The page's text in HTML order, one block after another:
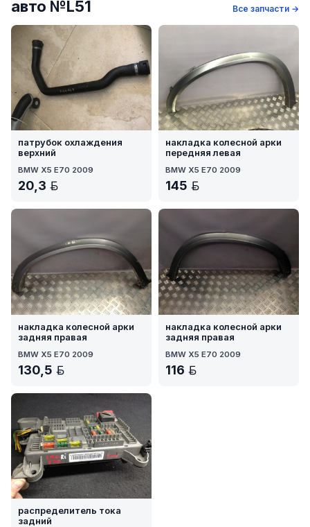
авто №L51 Все запчасти →
патрубок охлаждения
верхний
BMW X5 E70 2009
20,3
накладка колесной арки
передняя левая
BMW X5 E70 2009
145
накладка колесной арки
задняя правая
BMW X5 E70 2009
130,5
накладка колесной арки
задняя правая
BMW X5 E70 2009
116
распределитель тока
задний